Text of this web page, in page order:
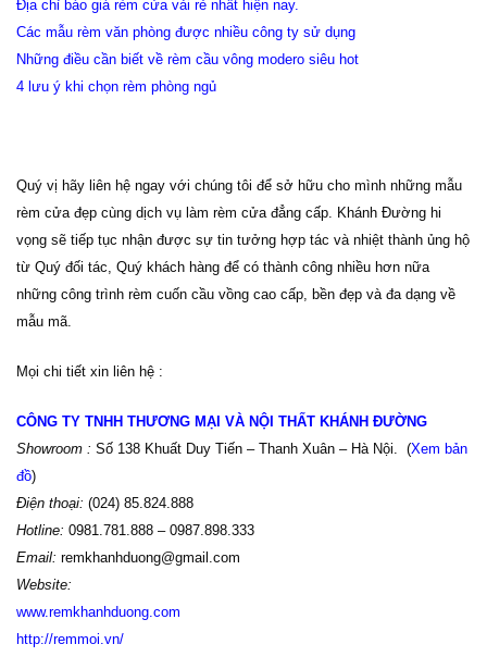
Địa chỉ báo giá rèm cửa vải rẻ nhất hiện nay.
Các mẫu rèm văn phòng được nhiều công ty sử dụng
Những điều cần biết về rèm cầu vông modero siêu hot
4 lưu ý khi chọn rèm phòng ngủ
Quý vị hãy liên hệ ngay với chúng tôi để sở hữu cho mình những mẫu
rèm cửa đẹp cùng dịch vụ làm rèm cửa đẳng cấp. Khánh Đường hi
vọng sẽ tiếp tục nhận được sự tin tưởng hợp tác và nhiệt thành ủng hộ
từ Quý đối tác, Quý khách hàng để có thành công nhiều hơn nữa
những công trình rèm cuốn cầu vồng cao cấp, bền đẹp và đa dạng về
mẫu mã.
Mọi chi tiết xin liên hệ :
CÔNG TY TNHH THƯƠNG MẠI VÀ NỘI THẤT KHÁNH ĐƯỜNG
Showroom : Số 138 Khuất Duy Tiến – Thanh Xuân – Hà Nội. (Xem bản
đồ)
Điện thoại: (024) 85.824.888
Hotline: 0981.781.888 – 0987.898.333
Email: remkhanhduong@gmail.com
Website:
www.remkhanhduong.com
http://remmoi.vn/